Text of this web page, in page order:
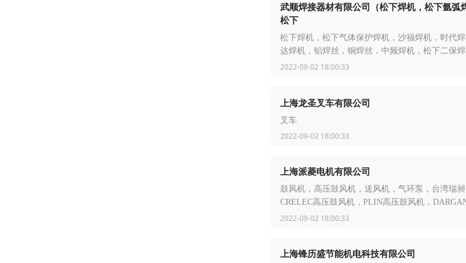
武顺焊接器材有限公司（松下焊机，松下氩弧
松下
松下焊机，松下气体保护焊机，沙福焊机，时代
达焊机，铝焊丝，铜焊丝，中频焊机，松下二保
OTC焊机，松下电焊机，SAF焊机
2022-09-02 18:00:33
上海龙圣叉车有限公司
叉车
2022-09-02 18:00:33
上海派菱电机有限公司
鼓风机，高压鼓风机，送风机，气环泵，台湾瑞昶
CRELEC高压鼓风机，PLIN高压鼓风机，
湾达纲高压鼓风机，德国nash_elm西门子气环泵
2022-09-02 18:00:33
上海锋历盛节能机电科技有限公司